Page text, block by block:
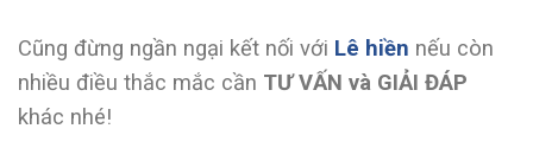
Cũng đừng ngần ngại kết nối với Lê hiền nếu còn
nhiều điều thắc mắc cần TƯ VẤN và GIẢI ĐÁP
khác nhé!